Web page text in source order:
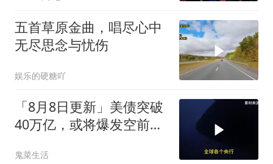
五首草原金曲，唱尽心中
无尽思念与忧伤
娱乐的硬糖吖
「8月8日更新」美债突破
40万亿，或将爆发空前金
鬼菜生活